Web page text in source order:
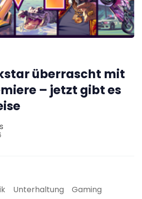
überrascht mit
– jetzt gibt es
Unterhaltung
Gaming